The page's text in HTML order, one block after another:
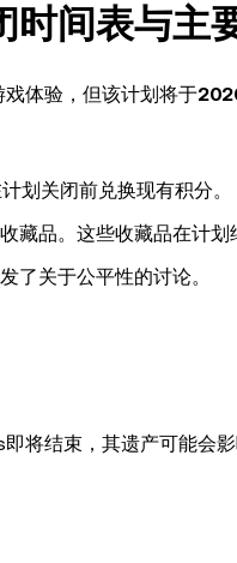
间表与主
体验，但该计划将于
划关闭前兑换现有积分。
藏品。这些收藏品在计划
了关于公平性的讨论。
将结束，其遗产可能会